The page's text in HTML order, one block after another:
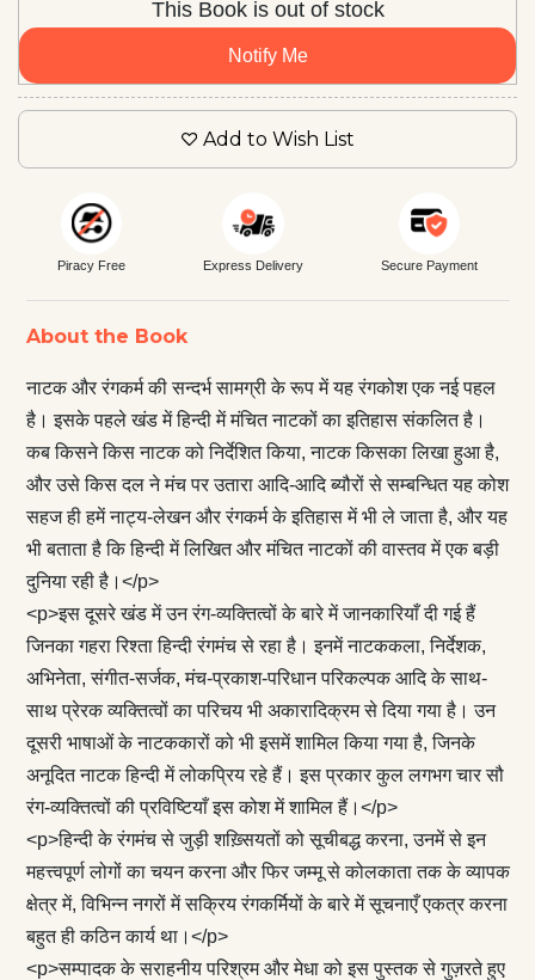
This Book is out of stock
Notify Me
Add to Wish List
Piracy Free Express Delivery Secure Payment
About the Book
नाटक और रंगकर्म की सन्दर्भ सामग्री के रूप में यह रंगकोश एक नई पहल
है। इसके पहले खंड में हिन्दी में मंचित नाटकों का इतिहास संकलित है।
कब किसने किस नाटक को निर्देशित किया, नाटक किसका लिखा हुआ है,
और उसे किस दल ने मंच पर उतारा आदि-आदि ब्यौरों से सम्बन्धित यह कोश
सहज ही हमें नाट्य-लेखन और रंगकर्म के इतिहास में भी ले जाता है, और यह
भी बताता है कि हिन्दी में लिखित और मंचित नाटकों की वास्तव में एक बड़ी
दुनिया रही है।</p>
<p>इस दूसरे खंड में उन रंग-व्यक्तित्वों के बारे में जानकारियाँ दी गई हैं
जिनका गहरा रिश्ता हिन्दी रंगमंच से रहा है। इनमें नाटककला, निर्देशक,
अभिनेता, संगीत-सर्जक, मंच-प्रकाश-परिधान परिकल्पक आदि के साथ-
साथ प्रेरक व्यक्तित्वों का परिचय भी अकारादिक्रम से दिया गया है। उन
दूसरी भाषाओं के नाटककारों को भी इसमें शामिल किया गया है, जिनके
अनूदित नाटक हिन्दी में लोकप्रिय रहे हैं। इस प्रकार कुल लगभग चार सौ
रंग-व्यक्तित्वों की प्रविष्टियाँ इस कोश में शामिल हैं।</p>
<p>हिन्दी के रंगमंच से जुड़ी शख़्सियतों को सूचीबद्ध करना, उनमें से इन
महत्त्वपूर्ण लोगों का चयन करना और फिर जम्मू से कोलकाता तक के व्यापक
क्षेत्र में, विभिन्न नगरों में सक्रिय रंगकर्मियों के बारे में सूचनाएँ एकत्र करना
बहुत ही कठिन कार्य था।</p>
<p>सम्पादक के सराहनीय परिश्रम और मेधा को इस पुस्तक से गुज़रते हुए